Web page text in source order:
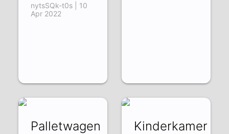
nytsSQk-t0s | 10
Apr 2022
Palletwagen
Kinderkamer